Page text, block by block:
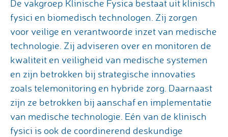
De vakgroep Klinische Fysica bestaat uit klinisch
fysici en biomedisch technologen. Zij zorgen
voor veilige en verantwoorde inzet van medische
technologie. Zij adviseren over en monitoren de
kwaliteit en veiligheid van medische systemen
en zijn betrokken bij strategische innovaties
zoals telemonitoring en hybride zorg. Daarnaast
zijn ze betrokken bij aanschaf en implementatie
van medische technologie. Eén van de klinisch
fysici is ook de coordinerend deskundige